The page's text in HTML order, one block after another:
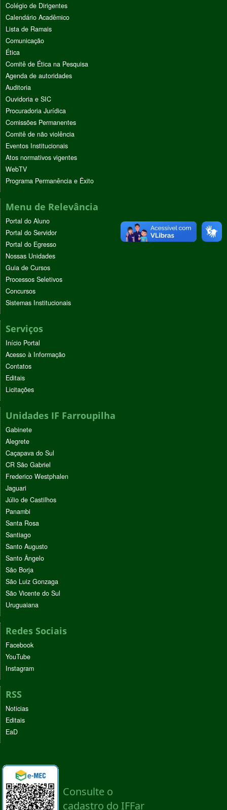
Colégio de Dirigentes
Calendário Acadêmico
Lista de Ramais
Comunicação
Ética
Comitê de Ética na Pesquisa
Agenda de autoridades
Auditoria
Ouvidoria e SIC
Procuradoria Jurídica
Comissões Permanentes
Comitê de não violência
Eventos Institucionais
Atos normativos vigentes
WebTV
Programa Permanência e Êxito
Menu de Relevância
Portal do Aluno
Portal do Servidor
Portal do Egresso
Nossas Unidades
Guia de Cursos
Processos Seletivos
Concursos
Sistemas Institucionais
Serviços
Início Portal
Acesso à Informação
Contatos
Editais
Licitações
Unidades IF Farroupilha
Gabinete
Alegrete
Caçapava do Sul
CR São Gabriel
Frederico Westphalen
Jaguari
Júlio de Castilhos
Panambi
Santa Rosa
Santiago
Santo Augusto
Santo Ângelo
São Borja
São Luiz Gonzaga
São Vicente do Sul
Uruguaiana
Redes Sociais
Facebook
YouTube
Instagram
RSS
Noticias
Editais
EaD